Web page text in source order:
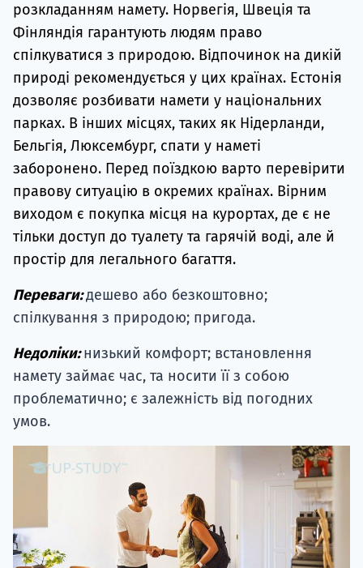
розкладанням намету. Норвегія, Швеція та
Фінляндія гарантують людям право
спілкуватися з природою. Відпочинок на дикій
природі рекомендується у цих країнах. Естонія
дозволяє розбивати намети у національних
парках. В інших місцях, таких як Нідерланди,
Бельгія, Люксембург, спати у наметі
заборонено. Перед поїздкою варто перевірити
правову ситуацію в окремих країнах. Вірним
виходом є покупка місця на курортах, де є не
тільки доступ до туалету та гарячій воді, але й
простір для легального багаття.
Переваги:дешево або безкоштовно;
спілкування з природою; пригода.
Недоліки:низький комфорт; встановлення
намету займає час, та носити її з собою
проблематично; є залежність від погодних
умов.